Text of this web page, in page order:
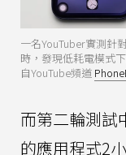
一名YouTuber實測針
時，發現低耗電模式
自YouTube頻道
而第二輪測試
的應用程式2